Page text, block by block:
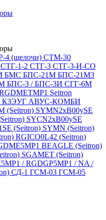
4 (щелочи) СТМ-30
СТГ-1-2 СТГ-3 СТГ-3-И-CO
БМС БПС-21М БПС-21М3
БПС-3 / БПС-3И СГГ-6М
Seitron
КЗЭУГ АВУС-КОМБИ
(Seitron) SYMN2хB00ySE
SYCN2xB00ySE
(Seitron) SYMN (Seitron)
RGICO0L42 (Seitron)
BEAGLE (Seitron)
SGAMET (Seitron)
/ RGDGP5MP1 / NA /
СД-1 ГСМ-03 ГСМ-05